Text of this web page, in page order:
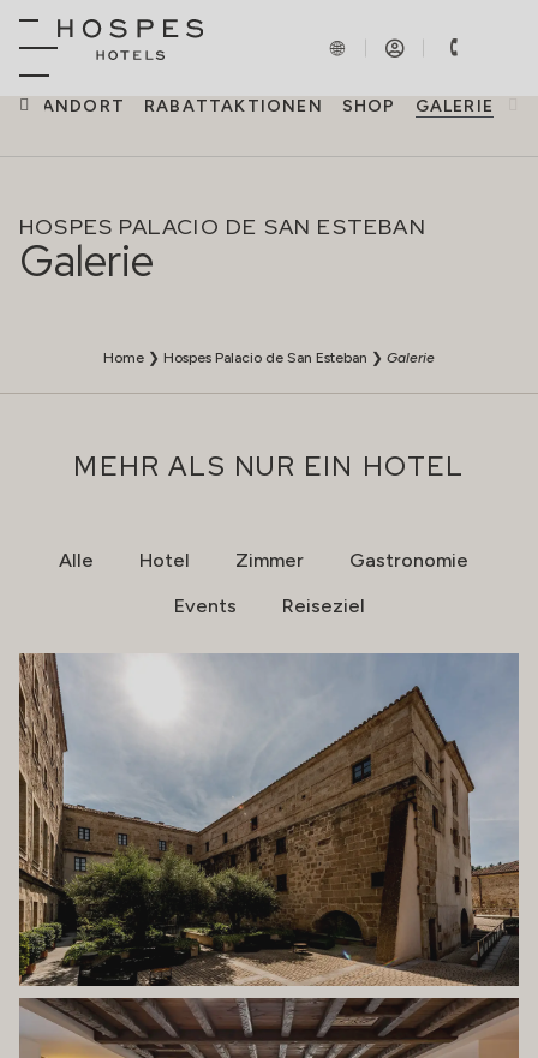
STANDORT RABATTAKTIONEN SHOP GALERIE
HOSPES PALACIO DE SAN ESTEBAN
Galerie
Home ❯ Hospes Palacio de San Esteban ❯ Galerie
MEHR ALS NUR EIN HOTEL
Alle Hotel Zimmer
Gastronomie
Events
Reiseziel